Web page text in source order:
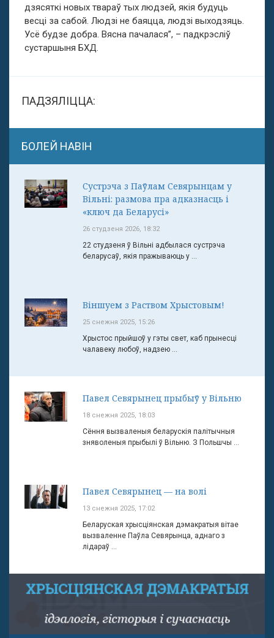
дзясяткі новых твараў тых людзей, якія будуць
весці за сабой. Людзі не баяцца, людзі выходзяць.
Усё будзе добра. Вясна пачалася”, – падкрэсліў
сустаршыня БХД.
ПАДЗЯЛІЦЦА:
БОЛЕЙ НАВІН
Сустрэча з Паўлам Севярынцам у
Вільні: размова пра адказнасць і
«ключ да Беларусі»
26 студзеня 2026, 18:32
22 студзеня ў Вільні адбылася сустрэча
беларусаў, якія пражываюць у ...
Віншуем з Раством Хрыстовым!
25 снежня 2025, 15:26
Хрыстос прыйшоў у гэты свет, каб прынесці
чалавеку любоў, надзею ...
Павел Севярынец прыбыў у Вільню
18 снежня 2025, 18:03
Сёння вызваленыя беларускія палітычныя
зняволеныя прыбылі ў Вільню. З Польшчы ...
Павел Севярынец — на волі
13 снежня 2025, 17:02
Беларуская хрысціянская дэмакратыя вітае
вызваленне Паўла Севярынца, аднаго з
лідараў ...